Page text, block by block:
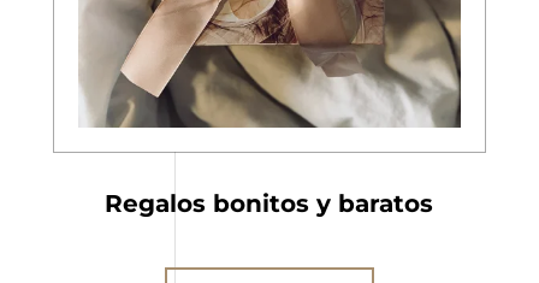
Regalos bonitos y baratos